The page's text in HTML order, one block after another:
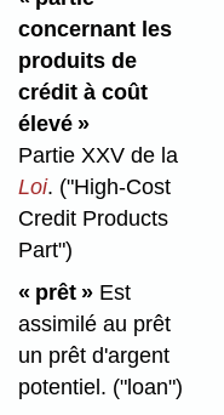
concernant les
produits de
crédit à coût
élevé »
Partie XXV de la
Loi. ("High-Cost
Credit Products
Part")
« prêt »Est
assimilé au prêt
un prêt d'argent
potentiel. ("loan")